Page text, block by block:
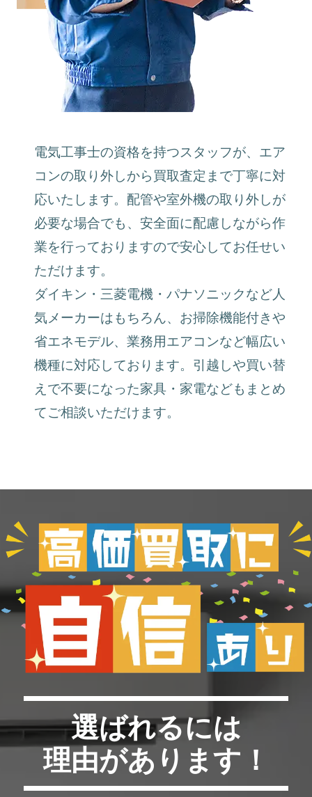
電気工事士の資格を持つスタッフが、エア
コンの取り外しから買取査定まで丁寧に対
応いたします。配管や室外機の取り外しが
必要な場合でも、安全面に配慮しながら作
業を行っておりますので安心してお任せい
ただけます。
ダイキン・三菱電機・パナソニックなど人
気メーカーはもちろん、お掃除機能付きや
省エネモデル、業務用エアコンなど幅広い
機種に対応しております。引越しや買い替
えで不要になった家具・家電などもまとめ
てご相談いただけます。
選ばれるには
理由があります！